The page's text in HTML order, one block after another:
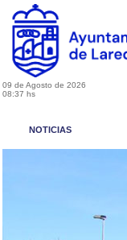
09 de Agosto de 2026
08:37 hs
NOTICIAS